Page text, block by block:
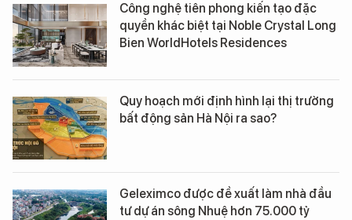
Công nghệ tiên phong kiến tạo đặc
quyền khác biệt tại Noble Crystal Long
Bien WorldHotels Residences
Quy hoạch mới định hình lại thị trường
bất động sản Hà Nội ra sao?
Geleximco được đề xuất làm nhà đầu
tư dự án sông Nhuệ hơn 75.000 tỷ